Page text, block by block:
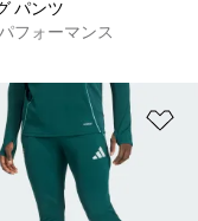
パンツ
フォーマンス
リストに追加